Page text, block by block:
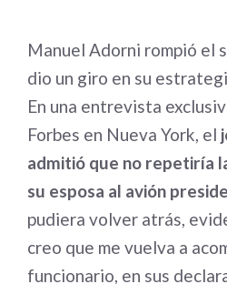
Manuel Adorni rompió el
dio un giro en su
En una entrevista
Forbes en Nueva York, el
admitió que no repetiría
su esposa al avión
pudiera volver atrás,
creo que me vuelva a
funcionario, en sus